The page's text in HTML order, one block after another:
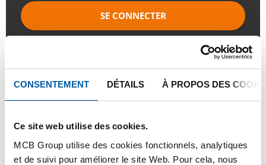
CONSENTEMENT DÉTAILS À PROPOS DES
Ce site web utilise des cookies.
MCB Group utilise des cookies fonctionnels, analytiques
et de suivi pour améliorer le site Web. Pour cela, nous
SE CONNECTER
Veuillez vous connecter afin de pouvoir passer
Commandez avec vos propres numéros d’articles
Calculez avec les prix actuels de Testas
Suivez votre commande avec Track&Trace